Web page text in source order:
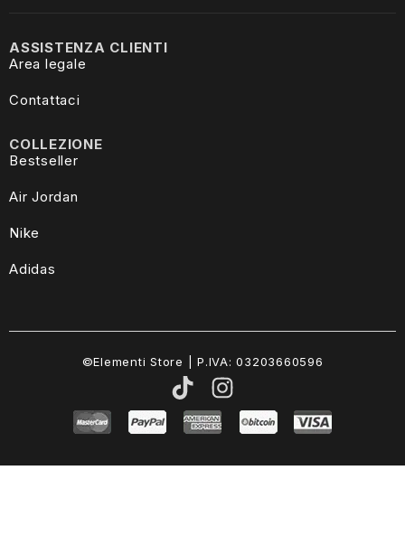
COLLEZIONE
Bestseller
Air Jordan
Nike
Adidas
ASSISTENZA CLIENTI
Area legale
Contattaci
©Elementi Store | P.IVA: 03203660596